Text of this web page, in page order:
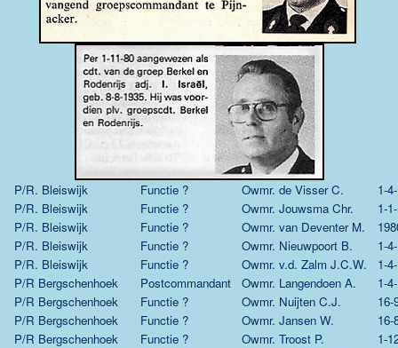
P/R. Bleiswijk Functie ? Owmr. de Visser C.
1-
P/R. Bleiswijk
Functie ? Owmr. Jouwsma Chr.
1-
P/R. Bleiswijk
Functie ? Owmr. van Deventer M.
P/R. Bleiswijk
Functie ? Owmr. Nieuwpoort B.
1-
P/R. Bleiswijk
Functie ? Owmr. v.d. Zalm J.C.W.
1-
P/R Bergschenhoek
Postcommandant Owmr. Langendoen A.
1-
P/R Bergschenhoek
Functie ? Owmr. Nuijten C.J.
16-
P/R Bergschenhoek
Functie ? Owmr. Jansen W.
16-
P/R Bergschenhoek
Functie ? Owmr. Troost P.
1-